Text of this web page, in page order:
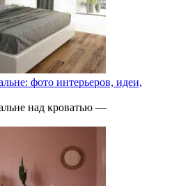
фото интерьеров, идеи,
над кроватью —